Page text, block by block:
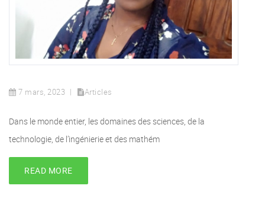
7 mars, 2023 Articles
Dans le monde entier, les domaines des sciences, de la
technologie, de l’ingénierie et des mathém
READ MORE